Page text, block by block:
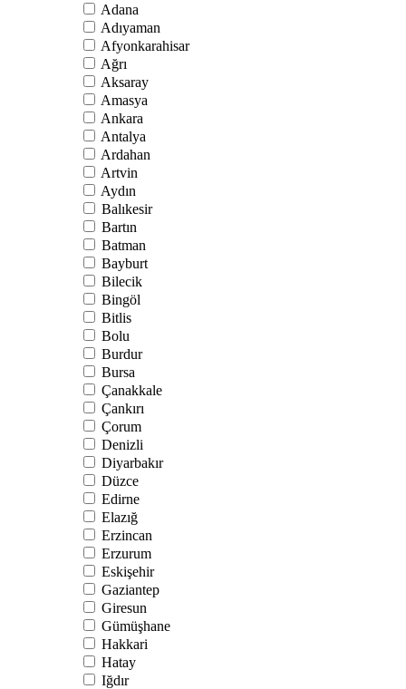
Adana
Adıyaman
Afyonkarahisar
Ağrı
Aksaray
Amasya
Ankara
Antalya
Ardahan
Artvin
Aydın
Balıkesir
Bartın
Batman
Bayburt
Bilecik
Bingöl
Bitlis
Bolu
Burdur
Bursa
Çanakkale
Çankırı
Çorum
Denizli
Diyarbakır
Düzce
Edirne
Elazığ
Erzincan
Erzurum
Eskişehir
Gaziantep
Giresun
Gümüşhane
Hakkari
Hatay
Iğdır